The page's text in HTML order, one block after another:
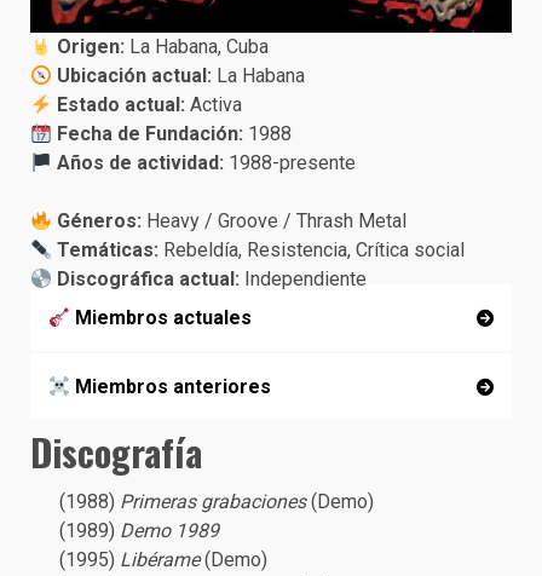
Origen: La Habana, Cuba
Ubicación actual: La Habana
Estado actual: Activa
Fecha de Fundación: 1988
Años de actividad: 1988-presente
Géneros: Heavy / Groove / Thrash Metal
Temáticas: Rebeldía, Resistencia, Crítica social
Discográfica actual: Independiente
Miembros actuales
Miembros anteriores
Discografía
(1988) Primeras grabaciones(Demo)
(1989) Demo 1989
(1995) Libérame(Demo)